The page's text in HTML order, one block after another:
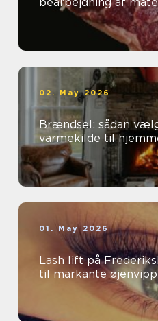
02. May 2026
Brændsel: sådan
varmekilde til
01. May 2026
Lash lift på
til markante